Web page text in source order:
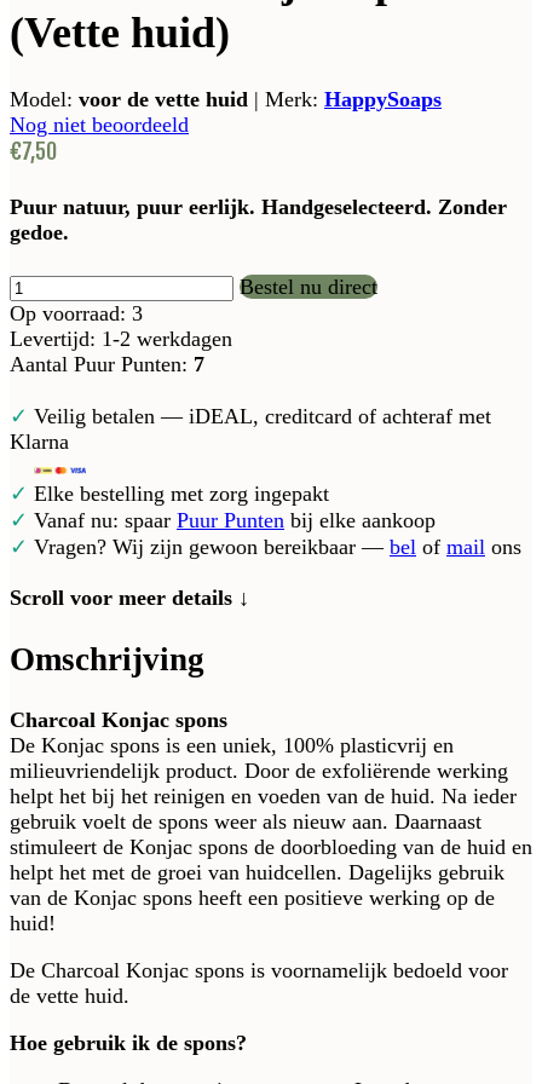
(Vette huid)
Model: voor de vette huid | Merk: HappySoaps
Nog niet beoordeeld
€7,50
Puur natuur, puur eerlijk. Handgeselecteerd. Zonder
gedoe.
Bestel nu direct
Op voorraad: 3
Levertijd: 1-2 werkdagen
Aantal Puur Punten: 7
✓ Veilig betalen — iDEAL, creditcard of achteraf met
Klarna
✓ Elke bestelling met zorg ingepakt
✓ Vanaf nu: spaar Puur Punten bij elke aankoop
✓ Vragen? Wij zijn gewoon bereikbaar — bel of mail ons
Scroll voor meer details ↓
Omschrijving
Charcoal Konjac spons
De Konjac spons is een uniek, 100% plasticvrij en
milieuvriendelijk product. Door de exfoliërende werking
helpt het bij het reinigen en voeden van de huid. Na ieder
gebruik voelt de spons weer als nieuw aan. Daarnaast
stimuleert de Konjac spons de doorbloeding van de huid en
helpt het met de groei van huidcellen. Dagelijks gebruik
van de Konjac spons heeft een positieve werking op de
huid!
De Charcoal Konjac spons is voornamelijk bedoeld voor
de vette huid.
Hoe gebruik ik de spons?